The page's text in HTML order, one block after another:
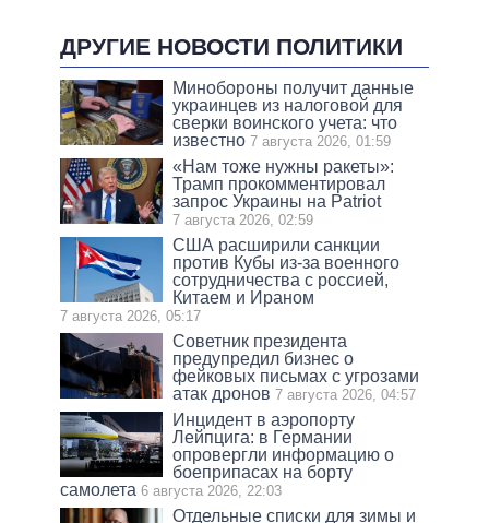
ДРУГИЕ НОВОСТИ ПОЛИТИКИ
Минобороны получит данные
украинцев из налоговой для
сверки воинского учета: что
известно 7 августа 2026, 01:59
«Нам тоже нужны ракеты»:
Трамп прокомментировал
запрос Украины на Patriot
7 августа 2026, 02:59
США расширили санкции
против Кубы из-за военного
сотрудничества с россией,
Китаем и Ираном
7 августа 2026, 05:17
Советник президента
предупредил бизнес о
фейковых письмах с угрозами
атак дронов 7 августа 2026, 04:57
Инцидент в аэропорту
Лейпцига: в Германии
опровергли информацию о
боеприпасах на борту
самолета 6 августа 2026, 22:03
Отдельные списки для зимы и